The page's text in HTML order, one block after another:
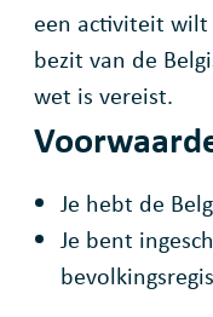
een activiteit
bezit van de
wet is vereist.
Je hebt de
Je bent